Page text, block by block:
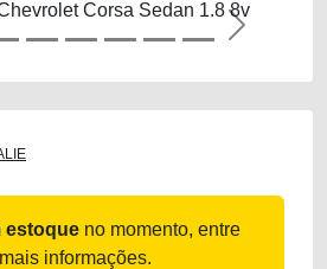
Next
estoque no momento, entre
informações.